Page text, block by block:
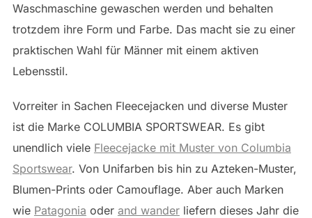
Waschmaschine gewaschen werden und behalten
trotzdem ihre Form und Farbe. Das macht sie zu einer
praktischen Wahl für Männer mit einem aktiven
Lebensstil.
Vorreiter in Sachen Fleecejacken und diverse Muster
ist die Marke COLUMBIA SPORTSWEAR. Es gibt
unendlich viele Fleecejacke mit Muster von Columbia
Sportswear. Von Unifarben bis hin zu Azteken-Muster,
Blumen-Prints oder Camouflage. Aber auch Marken
wie Patagonia oder and wanderliefern dieses Jahr die